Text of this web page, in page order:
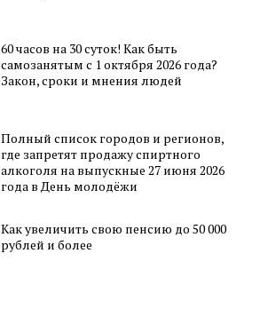
60 часов на 30 суток! Как быть
самозанятым с 1 октября 2026 года?
Закон, сроки и мнения людей
Полный список городов и регионов,
где запретят продажу спиртного
алкоголя на выпускные 27 июня 2026
года в День молодёжи
Как увеличить свою пенсию до 50 000
рублей и более